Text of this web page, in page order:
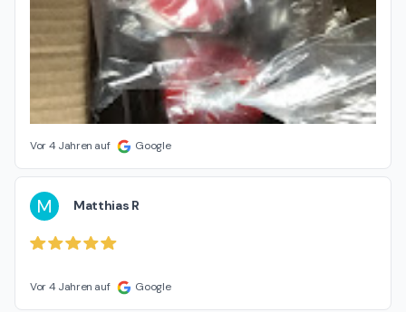
Vor 4 Jahren auf Google
M Matthias R
Vor 4 Jahren auf Google